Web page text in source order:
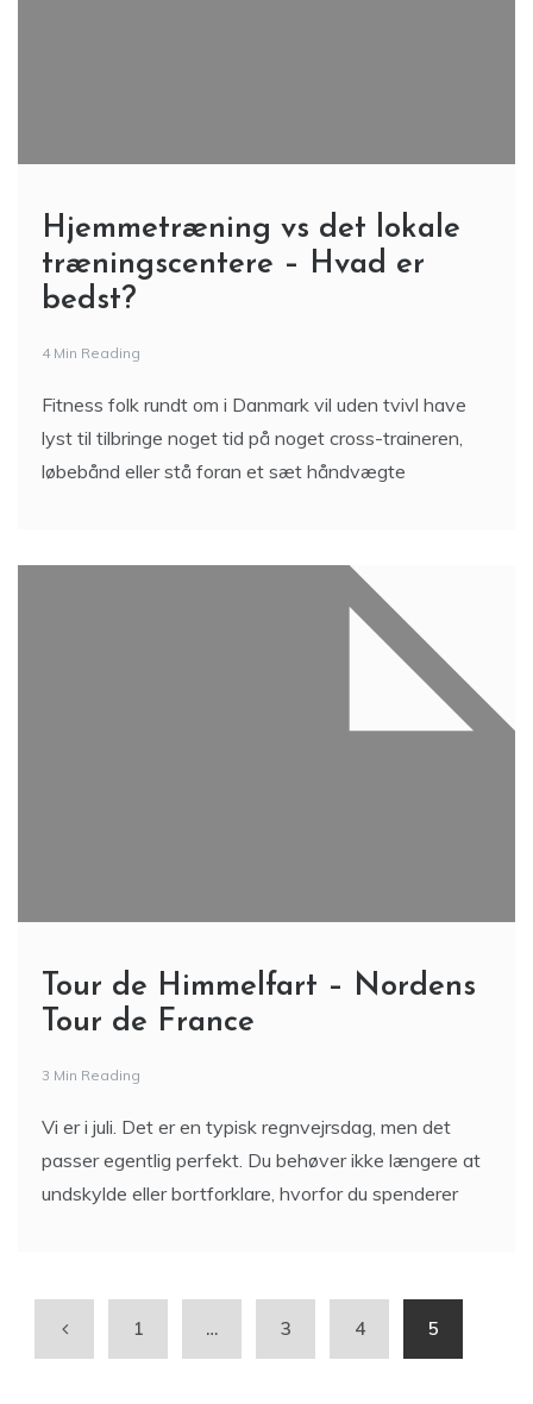
Hjemmetræning vs det lokale
træningscentere – Hvad er
bedst?
4 Min Reading
Fitness folk rundt om i Danmark vil uden tvivl have
lyst til tilbringe noget tid på noget cross-traineren,
løbebånd eller stå foran et sæt håndvægte
Tour de Himmelfart – Nordens
Tour de France
3 Min Reading
Vi er i juli. Det er en typisk regnvejrsdag, men det
passer egentlig perfekt. Du behøver ikke længere at
undskylde eller bortforklare, hvorfor du spenderer
1 … 3 4 5